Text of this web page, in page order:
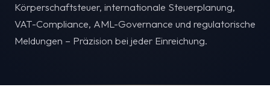
Körperschaftsteuer, internationale Steuerplanung,
VAT-Compliance, AML-Governance und regulatorische
Meldungen – Präzision bei jeder Einreichung.